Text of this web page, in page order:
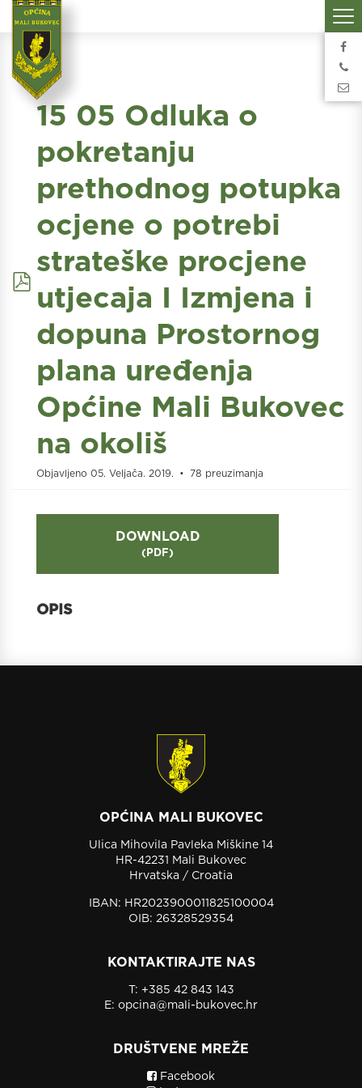
pdf
15 05 Odluka o
pokretanju
prethodnog potupka
ocjene o potrebi
strateške procjene
utjecaja I Izmjena i
dopuna Prostornog
plana uređenja
Općine Mali Bukovec
na okoliš
Objavljeno 05. Veljača. 2019. 78 preuzimanja
DOWNLOAD
( PDF)
OPĆINA MALI BUKOVEC
Ulica Mihovila Pavleka Miškine 14
HR-42231 Mali Bukovec
Hrvatska / Croatia
IBAN: HR2023900011825100004
OIB: 26328529354
KONTAKTIRAJTE NAS
T: +385 42 843 143
E: opcina@mali-bukovec.hr
DRUŠTVENE MREŽE
Facebook